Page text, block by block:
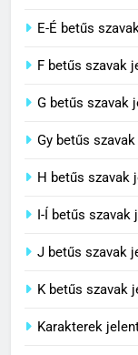
4
5
E-É betűs
F betűs szavak
G betűs szavak
Gy betűs
H betűs szavak
I-Í betűs szavak
J betűs szavak
K betűs szavak
Karakterek